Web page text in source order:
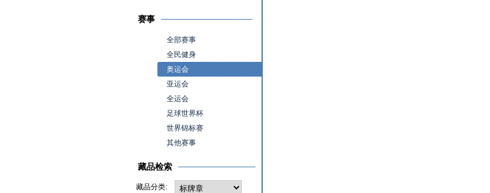
赛事
全部赛事
全民健身
奥运会
亚运会
全运会
足球世界杯
世界锦标赛
其他赛事
藏品检索
藏品分类: